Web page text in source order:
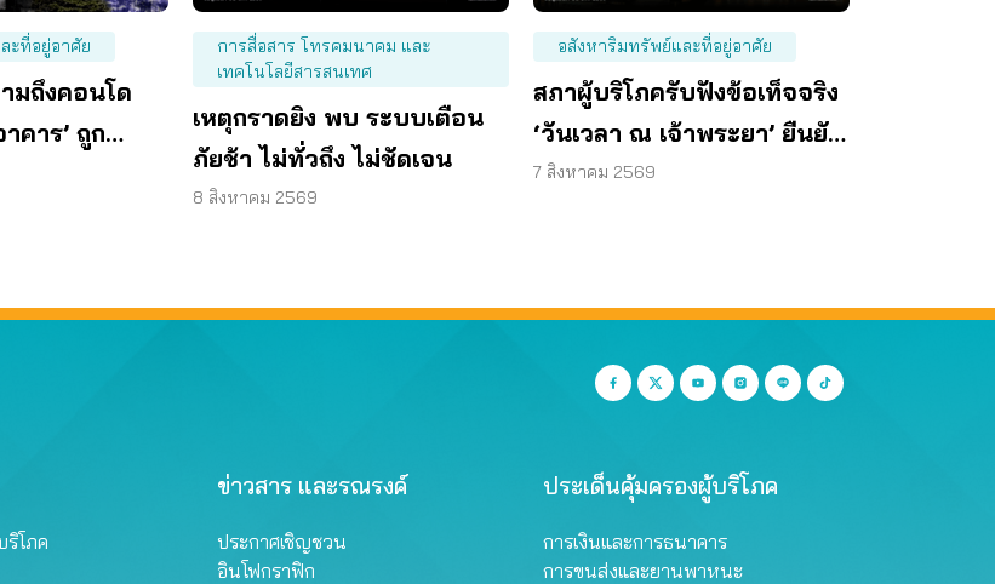
ะที่อยู่อาศัย
มถึงคอนโด
คาร’ ถูก
งต้องเสี่ยง
การสื่อสาร โทรคมนาคม และ
เทคโนโลยีสารสนเทศ
เหตุกราดยิง พบ ระบบเตือน
ภัยช้า ไม่ทั่วถึง ไม่ชัดเจน
8 สิงหาคม 2569
อสังหาริมทรัพย์และที่อยู่อาศัย
สภาผู้บริโภครับฟังข้อเท็จจริง
‘วันเวลา ณ เจ้าพระยา’ ยืนยัน
มีถนน 6 ม. รอบอาคาร
7 สิงหาคม 2569
ริโภค
ข่าวสาร และรณรงค์
ประกาศเชิญชวน
อินโฟกราฟิก
ประเด็นคุ้มครองผู้บริโภค
การเงินและการธนาคาร
การขนส่งและยานพาหนะ